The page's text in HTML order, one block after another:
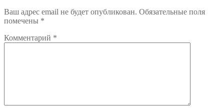
Ваш адрес email не будет опубликован. Обязательные поля
помечены *
Комментарий *